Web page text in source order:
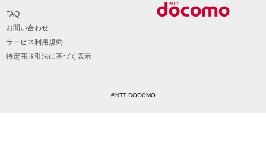
FAQ
お問い合わせ
サービス利用規約
特定商取引法に基づく表示
©NTT DOCOMO